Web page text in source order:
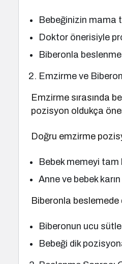
Bebeğinizin mama
Doktor önerisiyle
Biberonla
Emzirme ve
Emzirme sırasında
pozisyon oldukça
Doğru emzirme
Bebek memeyi tam
Anne ve bebek
Biberonla beslemede
Biberonun ucu
Bebeği dik